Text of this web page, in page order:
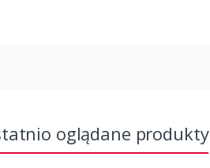
oglądane produkty